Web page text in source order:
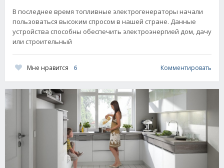
В последнее время топливные электрогенераторы начали
пользоваться высоким спросом в нашей стране. Данные
устройства способны обеспечить электроэнергией дом, дачу
или строительный
Мне нравится 6 Комментировать